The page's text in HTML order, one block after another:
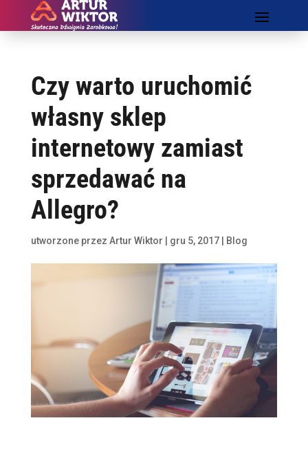
Czy warto uruchomić
własny sklep
internetowy zamiast
sprzedawać na
Allegro?
utworzone przez Artur Wiktor gru 5, 2017| Blog